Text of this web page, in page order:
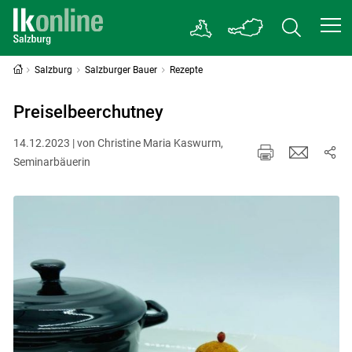
Salzburg Salzburger Bauer Rezepte
Preiselbeerchutney
14.12.2023 | von Christine Maria Kaswurm,
Seminarbäuerin